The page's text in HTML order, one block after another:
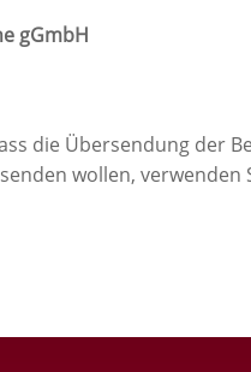
gGmbH
die Übersendung der
wollen,